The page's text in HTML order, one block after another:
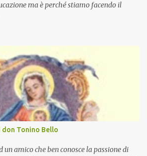
ma è perché stiamo facendo il
Tonino Bello
un amico che ben conosce la passione di